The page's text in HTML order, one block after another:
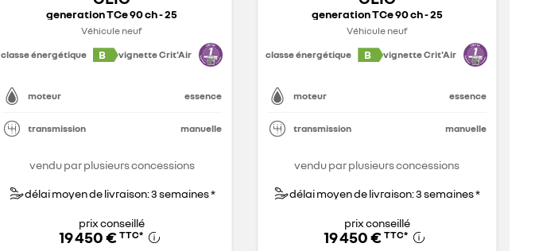
generation TCe 90 ch - 25
Véhicule neuf
classe énergétique
B vignette Crit'Air
moteur essence
transmission manuelle
vendu par plusieurs concessions
délai moyen de livraison: 3 semaines *
prix conseillé
19 450 € TTC*
generation TCe 90 ch - 25
Véhicule neuf
classe énergétique
B vignette Crit'Air
moteur essence
transmission manuelle
vendu par plusieurs concessions
délai moyen de livraison: 3 semaines *
prix conseillé
19 450 € TTC*